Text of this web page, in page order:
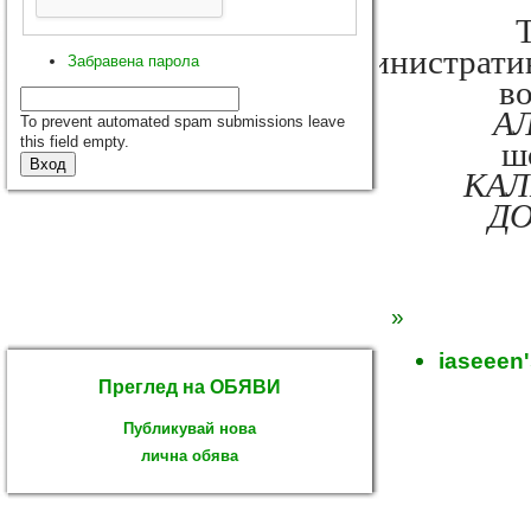
Забравена парола
To prevent automated spam submissions leave
this field empty.
Преглед на ОБЯВИ
Публикувай нова
лична обява
»